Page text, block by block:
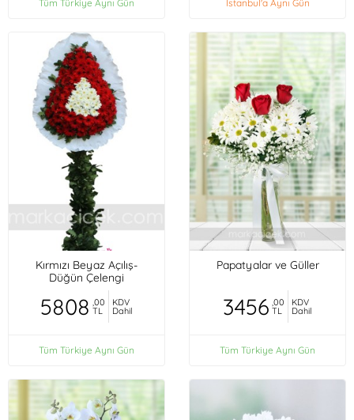
Tüm Türkiye Aynı Gün İstanbul'a Aynı Gün
Kırmızı Beyaz Açılış-
Düğün Çelengi
5808 ,00
TL
KDV
Dahil
Tüm Türkiye Aynı Gün
Papatyalar ve Güller
3456 ,00
TL
KDV
Dahil
Tüm Türkiye Aynı Gün